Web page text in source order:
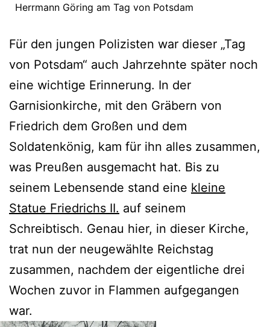
Herrmann Göring am Tag von Potsdam
Für den jungen Polizisten war dieser „Tag
von Potsdam“ auch Jahrzehnte später noch
eine wichtige Erinnerung. In der
Garnisionkirche, mit den Gräbern von
Friedrich dem Großen und dem
Soldatenkönig, kam für ihn alles zusammen,
was Preußen ausgemacht hat. Bis zu
seinem Lebensende stand eine kleine
Statue Friedrichs II. auf seinem
Schreibtisch. Genau hier, in dieser Kirche,
trat nun der neugewählte Reichstag
zusammen, nachdem der eigentliche drei
Wochen zuvor in Flammen aufgegangen
war.